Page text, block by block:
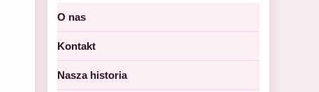
O nas
Kontakt
Nasza historia